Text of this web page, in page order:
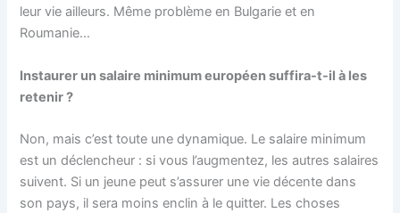
leur vie ailleurs. Même problème en Bulgarie et en
Roumanie…
Instaurer un salaire minimum européen suffira-t-il à les
retenir ?
Non, mais c’est toute une dynamique. Le salaire minimum
est un déclencheur : si vous l’augmentez, les autres salaires
suivent. Si un jeune peut s’assurer une vie décente dans
son pays, il sera moins enclin à le quitter. Les choses